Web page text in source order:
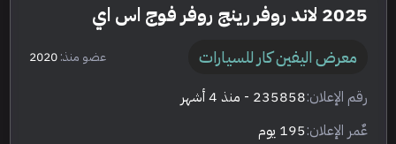
2025 لاند روفر رينج روفر فوج اس اي
معرض اليفين كار للسيارات عضو منذ:2020
رقم الإعلان:235858 - منذ 4 أشهر
عٌمر الإعلان:195 يوم